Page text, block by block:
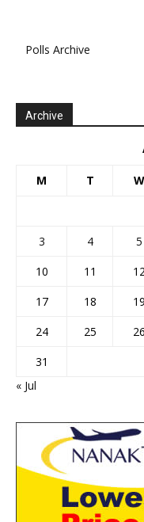
Polls Archive
Archive
M T W
3
4 5
10
11
17
18 19
24
25 26
31
« Jul